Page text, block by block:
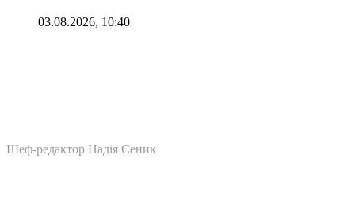
03.08.2026, 10:40
Шеф-редактор Надія Сеник